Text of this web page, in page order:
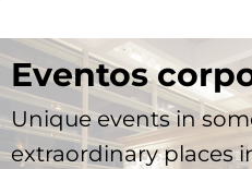
Eventos
Unique events in
extraordinary places